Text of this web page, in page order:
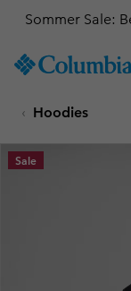
TO
SKIP
MAIN
NAV
Sommer Sale:
Hoodies
Sale